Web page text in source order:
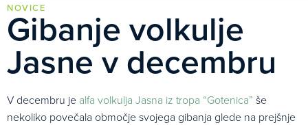
NOVICE
Gibanje volkulje
Jasne v decembru
V decembru je alfa volkulja Jasna iz tropa “Gotenica” še
nekoliko povečala območje svojega gibanja glede na prejšnje